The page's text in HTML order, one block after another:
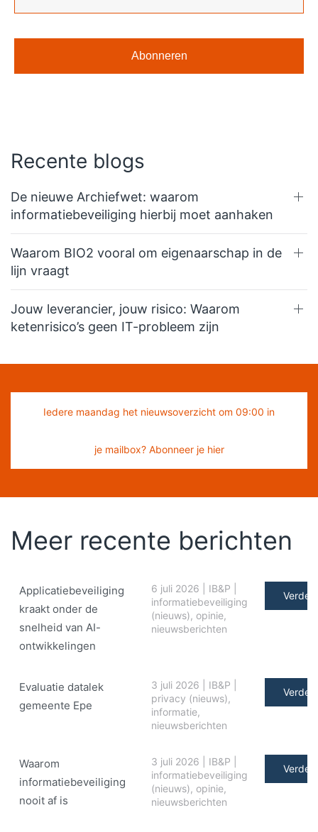
Recente blogs
De nieuwe Archiefwet: waarom
informatiebeveiliging hierbij moet aanhaken
Waarom BIO2 vooral om eigenaarschap in de
lijn vraagt
Jouw leverancier, jouw risico: Waarom
ketenrisico’s geen IT-probleem zijn
Iedere maandag het nieuwsoverzicht om 09:00 in
je mailbox? Abonneer je hier
Meer recente berichten
Applicatiebeveiliging
kraakt onder de
snelheid van AI-
ontwikkelingen
6 juli 2026 IB&P
informatiebeveiliging
(nieuws), opinie,
nieuwsberichten
Verder
Evaluatie datalek
gemeente Epe
3 juli 2026 IB&P
privacy (nieuws),
informatie,
nieuwsberichten
Verder
Waarom
informatiebeveiliging
nooit af is
3 juli 2026 IB&P
informatiebeveiliging
(nieuws), opinie,
nieuwsberichten
Verder